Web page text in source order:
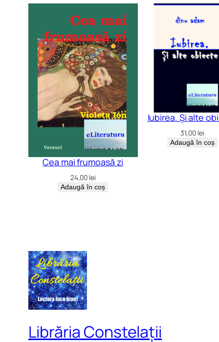
Cea mai frumoasă zi
24,00 lei
Adaugă în coș
Iubirea. Și alte
31,00 lei
Adaugă în coș
Librăria Constelații